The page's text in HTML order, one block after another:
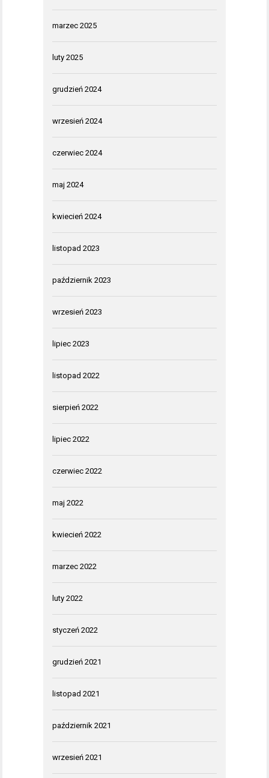
marzec 2025
luty 2025
grudzień 2024
wrzesień 2024
czerwiec 2024
maj 2024
kwiecień 2024
listopad 2023
październik 2023
wrzesień 2023
lipiec 2023
listopad 2022
sierpień 2022
lipiec 2022
czerwiec 2022
maj 2022
kwiecień 2022
marzec 2022
luty 2022
styczeń 2022
grudzień 2021
listopad 2021
październik 2021
wrzesień 2021